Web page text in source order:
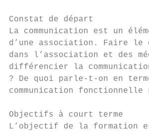
Constat de départ
La communication est un
d’une association. Faire
dans l’association et des
différencier la
? De quoi parle-t-on en
communication fonctionnelle
Objectifs à court terme
L’objectif de la formation